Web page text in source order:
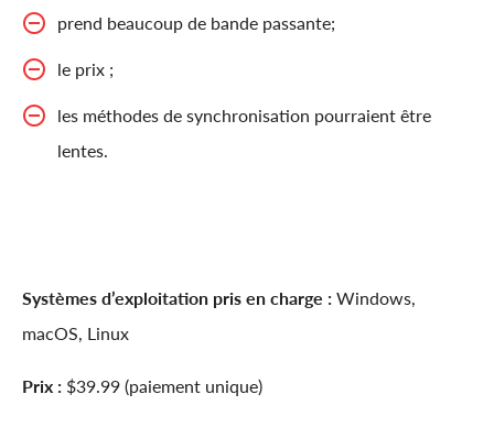
prend beaucoup de bande passante;
le prix ;
les méthodes de synchronisation pourraient être
lentes.
Systèmes d’exploitation pris en charge : Windows,
macOS, Linux
Prix : $39.99 (paiement unique)